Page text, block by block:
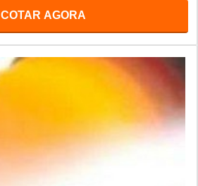
COTAR AGORA